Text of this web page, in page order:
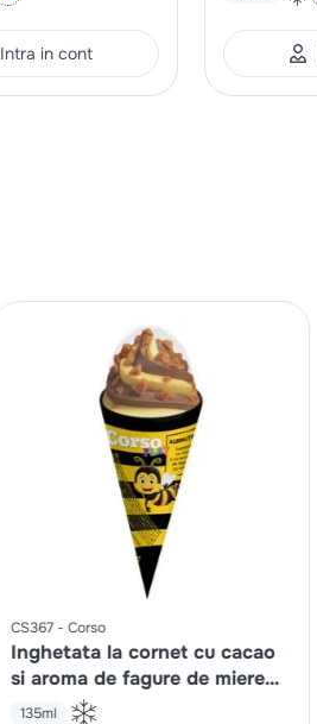
Intra in cont
CS367 Corso
Inghetata la cornet cu cacao
si aroma de fagure de miere
Play Albinuta
135ml